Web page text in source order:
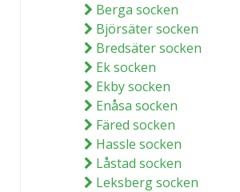
Berga socken
Björsäter socken
Bredsäter socken
Ek socken
Ekby socken
Enåsa socken
Färed socken
Hassle socken
Låstad socken
Leksberg socken